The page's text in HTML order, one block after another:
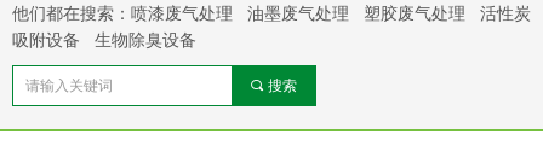
他们都在搜索：喷漆废气处理 油墨废气处理 塑胶废气处理 活性炭
吸附设备 生物除臭设备
끠 搜索